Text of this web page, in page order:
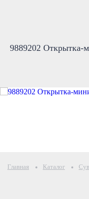
9889202 Открытка-
Главная Каталог